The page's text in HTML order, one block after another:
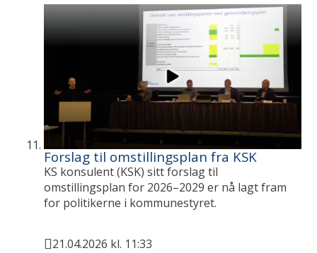
Forslag til omstillingsplan fra KSK
KS konsulent (KSK) sitt forslag til
omstillingsplan for 2026–2029 er nå lagt fram
for politikerne i kommunestyret.
21.04.2026 kl. 11:33